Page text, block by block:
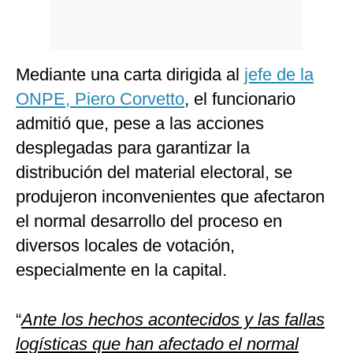
Mediante una carta dirigida al jefe de la
ONPE, Piero Corvetto, el funcionario
admitió que, pese a las acciones
desplegadas para garantizar la
distribución del material electoral, se
produjeron inconvenientes que afectaron
el normal desarrollo del proceso en
diversos locales de votación,
especialmente en la capital.
“Ante los hechos acontecidos y las fallas
logísticas que han afectado el normal